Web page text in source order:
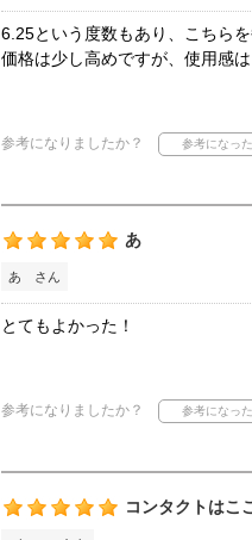
6.25という度数もあり、こちらを
価格は少し高めですが、使用感
参考になりましたか？
あ
あ さん
とてもよかった！
参考になりましたか？
コンタクトはこ